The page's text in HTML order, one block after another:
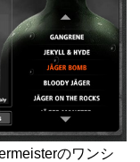
のワンシ